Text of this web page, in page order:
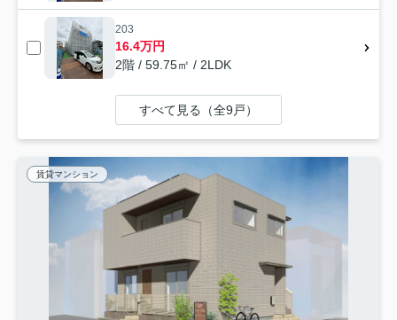
203
16.4万円
2階 / 59.75㎡ / 2LDK
すべて見る（全9戸）
賃貸マンション